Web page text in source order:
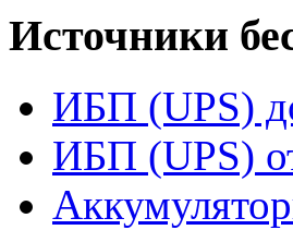
Источники
ИБП (UPS)
ИБП (UPS)